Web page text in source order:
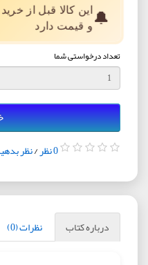
🔔این کالا قبل از
و قیمت دارد
تعداد درخواستی شما
0 نظر /نظر
درباره کتاب نظرات (0)